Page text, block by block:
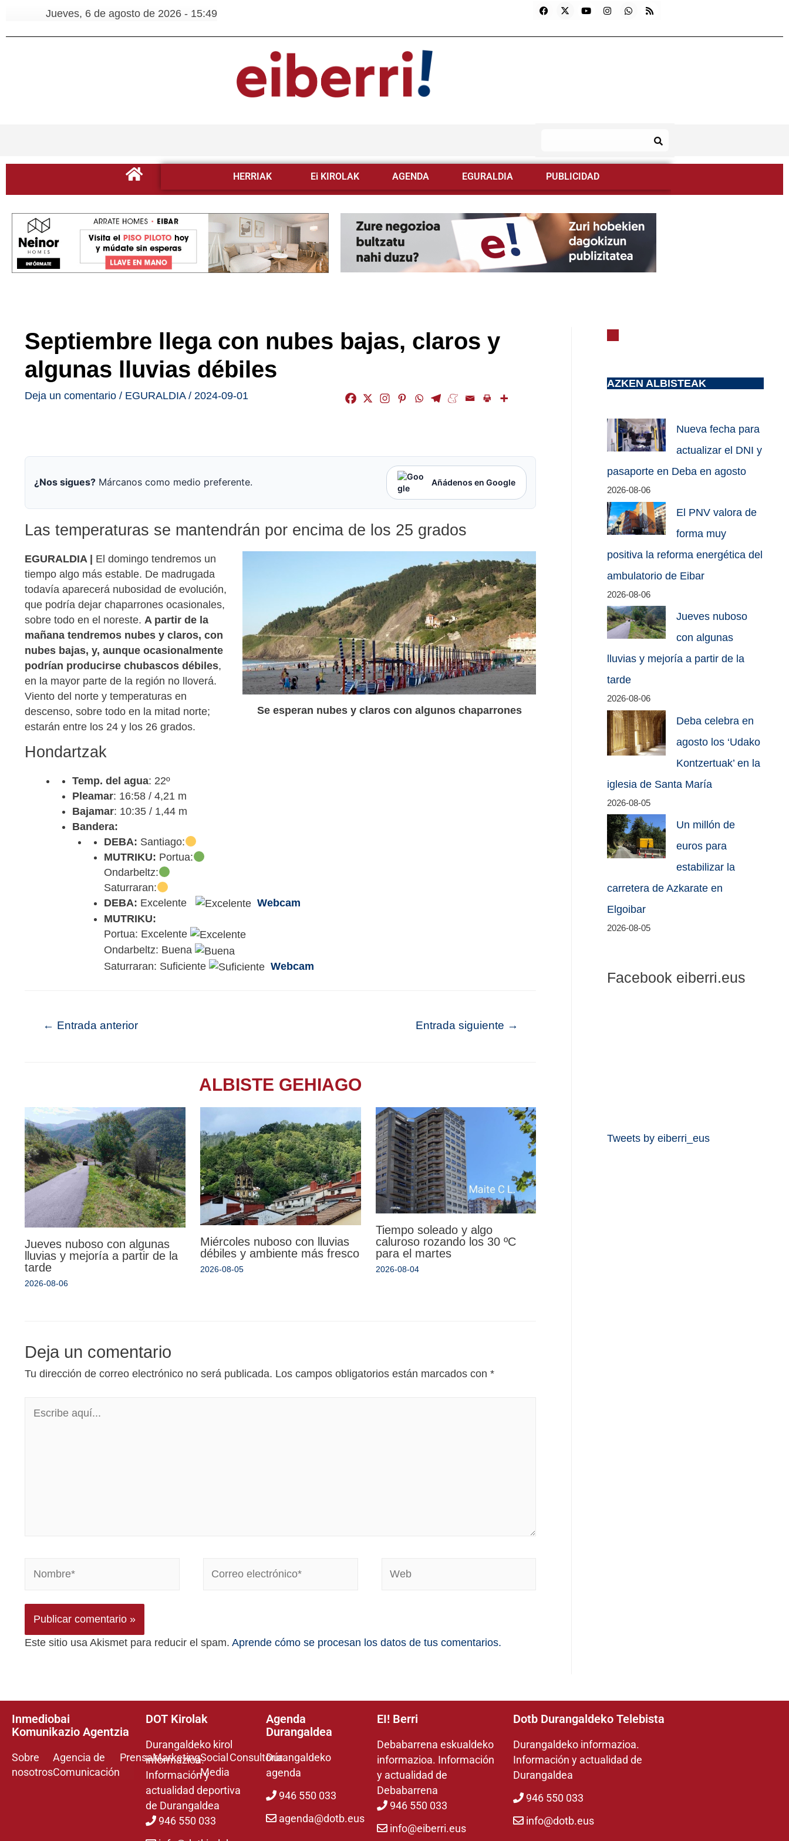
Jueves, 6 de agosto de 2026 - 15:49
HERRIAK Ei KIROLAK AGENDA EGURALDIA PUBLICIDAD
Septiembre llega con nubes bajas, claros y
algunas lluvias débiles
Deja un comentario / EGURALDIA/ 2024-09-01
¿Nos sigues? Márcanos como medio preferente. Añádenos en Google
Las temperaturas se mantendrán por encima de los 25 grados
Se esperan nubes y claros con algunos chaparrones
EGURALDIA | El domingo tendremos un
tiempo algo más estable. De madrugada
todavía aparecerá nubosidad de evolución,
que podría dejar chaparrones ocasionales,
sobre todo en el noreste. A partir de la
mañana tendremos nubes y claros, con
nubes bajas, y, aunque ocasionalmente
podrían producirse chubascos débiles,
en la mayor parte de la región no lloverá.
Viento del norte y temperaturas en
descenso, sobre todo en la mitad norte;
estarán entre los 24 y los 26 grados.
Hondartzak
Temp. del agua: 22º
Pleamar: 16:58 / 4,21 m
Bajamar: 10:35 / 1,44 m
Bandera:
DEBA: Santiago:
MUTRIKU: Portua:
Ondarbeltz:
Saturraran:
DEBA: Excelente
Webcam
MUTRIKU:
Portua: Excelente
Ondarbeltz: Buena
Saturraran: Suficiente
Webcam
← Entrada anterior Entrada siguiente →
ALBISTE GEHIAGO
Jueves nuboso con algunas
lluvias y mejoría a partir de la
tarde
2026-08-06
Miércoles nuboso con lluvias
débiles y ambiente más fresco
2026-08-05
Tiempo soleado y algo
caluroso rozando los 30 ºC
para el martes
2026-08-04
Deja un comentario
Tu dirección de correo electrónico no será publicada. Los campos obligatorios están marcados con *
Este sitio usa Akismet para reducir el spam. Aprende cómo se procesan los datos de tus comentarios.
AZKEN ALBISTEAK
Nueva fecha para
actualizar el DNI y
pasaporte en Deba en agosto
2026-08-06
El PNV valora de
forma muy
positiva la reforma energética del
ambulatorio de Eibar
2026-08-06
Jueves nuboso
con algunas
lluvias y mejoría a partir de la
tarde
2026-08-06
Deba celebra en
agosto los ‘Udako
Kontzertuak’ en la
iglesia de Santa María
2026-08-05
Un millón de
euros para
estabilizar la
carretera de Azkarate en
Elgoibar
2026-08-05
Facebook eiberri.eus
Tweets by eiberri_eus
Inmediobai
Komunikazio Agentzia
Sobre
nosotros
Agencia de
Comunicación
PrensaMarketingSocial
Media
Consultoría
DOT Kirolak
Durangaldeko kirol
informazioa.
Información y
actualidad deportiva
de Durangaldea
946 550 033
Agenda
Durangaldea
Durangaldeko
agenda
946 550 033
agenda@dotb.eus
EI! Berri
Debabarrena eskualdeko
informazioa. Información
y actualidad de
Debabarrena
946 550 033
info@eiberri.eus
Dotb Durangaldeko Telebista
Durangaldeko informazioa.
Información y actualidad de
Durangaldea
946 550 033
info@dotb.eus